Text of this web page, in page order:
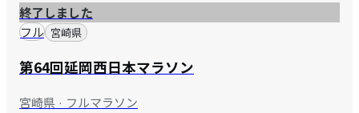
終了しました
フル 宮崎県
第64回延岡西日本マラソン
宮崎県 · フルマラソン